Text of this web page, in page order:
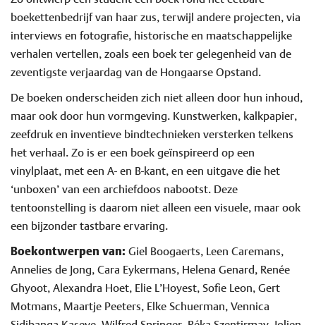
boekettenbedrijf van haar zus, terwijl andere projecten, via
interviews en fotografie, historische en maatschappelijke
verhalen vertellen, zoals een boek ter gelegenheid van de
zeventigste verjaardag van de Hongaarse Opstand.
De boeken onderscheiden zich niet alleen door hun inhoud,
maar ook door hun vormgeving. Kunstwerken, kalkpapier,
zeefdruk en inventieve bindtechnieken versterken telkens
het verhaal. Zo is er een boek geïnspireerd op een
vinylplaat, met een A- en B-kant, en een uitgave die het
‘unboxen’ van een archiefdoos nabootst. Deze
tentoonstelling is daarom niet alleen een visuele, maar ook
een bijzonder tastbare ervaring.
Boekontwerpen van: Giel Boogaerts, Leen Caremans,
Annelies de Jong, Cara Eykermans, Helena Genard, Renée
Ghyoot, Alexandra Hoet, Elie L’Hoyest, Sofie Leon, Gert
Motmans, Maartje Peeters, Elke Schuerman, Vennica